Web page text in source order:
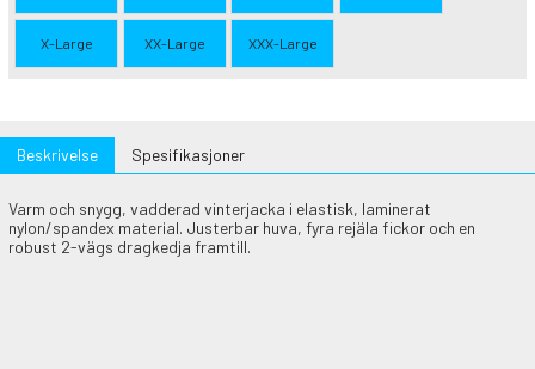
X-Large XX-Large XXX-Large
Beskrivelse Spesifikasjoner
Varm och snygg, vadderad vinterjacka i elastisk, laminerat
nylon/spandex material. Justerbar huva, fyra rejäla fickor och en
robust 2-vägs dragkedja framtill.